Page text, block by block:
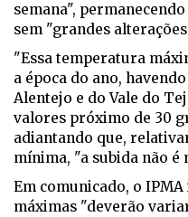
semana",
sem "grandes
"Essa temperatura
a época do ano,
Alentejo e do Vale do
valores próximo de 30
adiantando que,
mínima, "a subida não
Em comunicado, o
máximas "deverão